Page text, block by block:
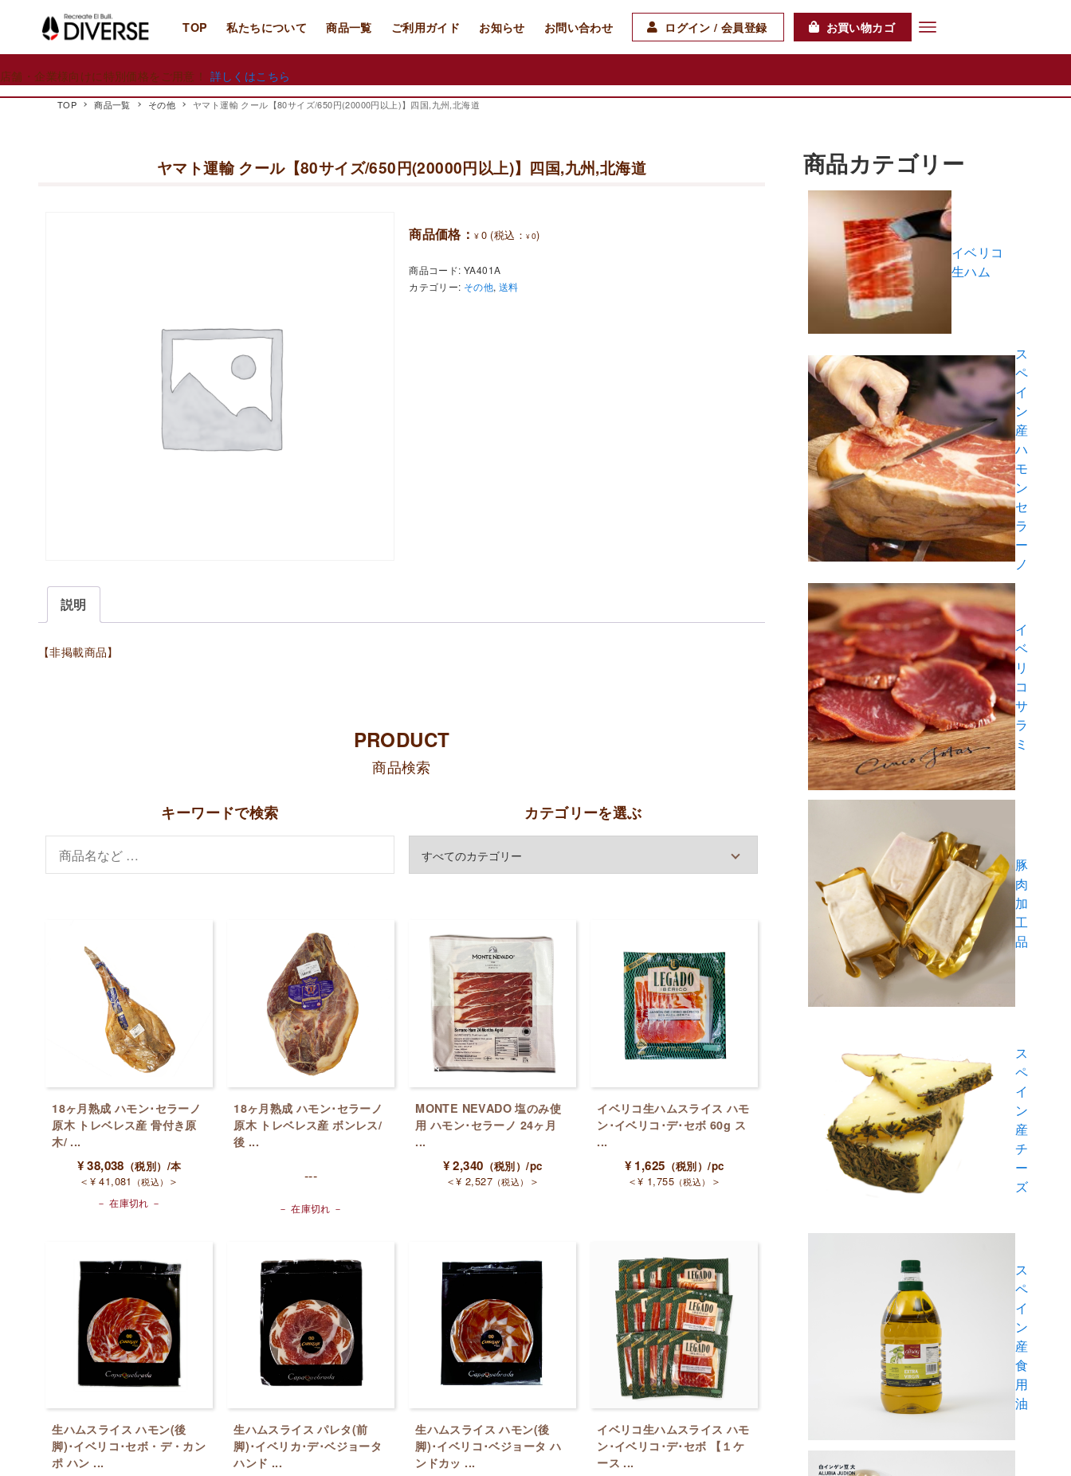
TOP 私たちについて 商品一覧 ご利用ガイド お知らせ お問い合わせ ログイン / 会員登録 お買い物カゴ
店舗・企業様向けに特別価格をご用意！ 詳しくはこちら
TOP 商品一覧 その他 ヤマト運輸 クール【80サイズ/650円(20000円以上)】四国,九州,北海道
ヤマト運輸 クール【80サイズ/650円(20000円以上)】四国,九州,北海道
商品価格：¥ 0 (税込： ¥0)
商品コード: YA401A
カテゴリー: その他, 送料
説明
【非掲載商品】
PRODUCT
商品検索
キーワードで検索 カテゴリーを選ぶ
18ヶ月熟成 ハモン･セラーノ
原木 トレベレス産 骨付き原
木/ ...
¥38,038 （税別） /本
＜ ¥41,081 （税込） ＞
－ 在庫切れ －
18ヶ月熟成 ハモン･セラーノ
原木 トレベレス産 ボンレス/
後 ...
---
－ 在庫切れ －
MONTE NEVADO 塩のみ使
用 ハモン･セラーノ 24ヶ月
...
¥2,340 （税別）/pc
＜¥ 2,527 （税込） ＞
イベリコ生ハムスライス ハモ
ン･イベリコ･デ･セボ 60g ス
...
¥1,625 （税別）/pc
＜¥ 1,755 （税込） ＞
生ハムスライス ハモン(後
脚)･イベリコ･セボ・デ・カン
ポ ハン ...
生ハムスライス パレタ(前
脚)･イベリカ･デ･ベジョータ
ハンド ...
生ハムスライス ハモン(後
脚)･イベリコ･ベジョータ ハ
ンドカッ ...
イベリコ生ハムスライス ハモ
ン･イベリコ･デ･セボ 【１ケ
ース ...
商品カテゴリー
イベリコ
生ハム
ス
ペ
イ
ン
産
ハ
モ
ン
セ
ラ
ー
ノ
イ
ベ
リ
コ
サ
ラ
ミ
豚
肉
加
工
品
ス
ペ
イ
ン
産
チ
ー
ズ
ス
ペ
イ
ン
産
食
用
油